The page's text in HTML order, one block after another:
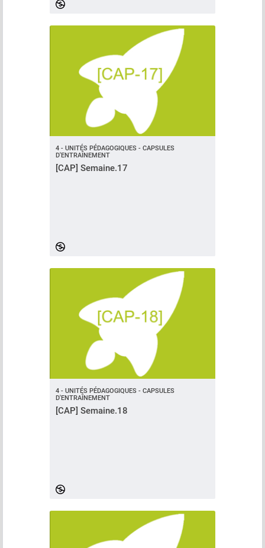
4 - UNITÉS PÉDAGOGIQUES - CAPSULES
D'ENTRAÎNEMENT
[CAP] Semaine.17
4 - UNITÉS PÉDAGOGIQUES - CAPSULES
D'ENTRAÎNEMENT
[CAP] Semaine.18